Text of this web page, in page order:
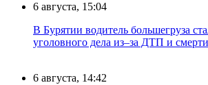
6 августа, 15:04
В Бурятии водитель большегруза
уголовного дела из–за ДТП и
6 августа, 14:42